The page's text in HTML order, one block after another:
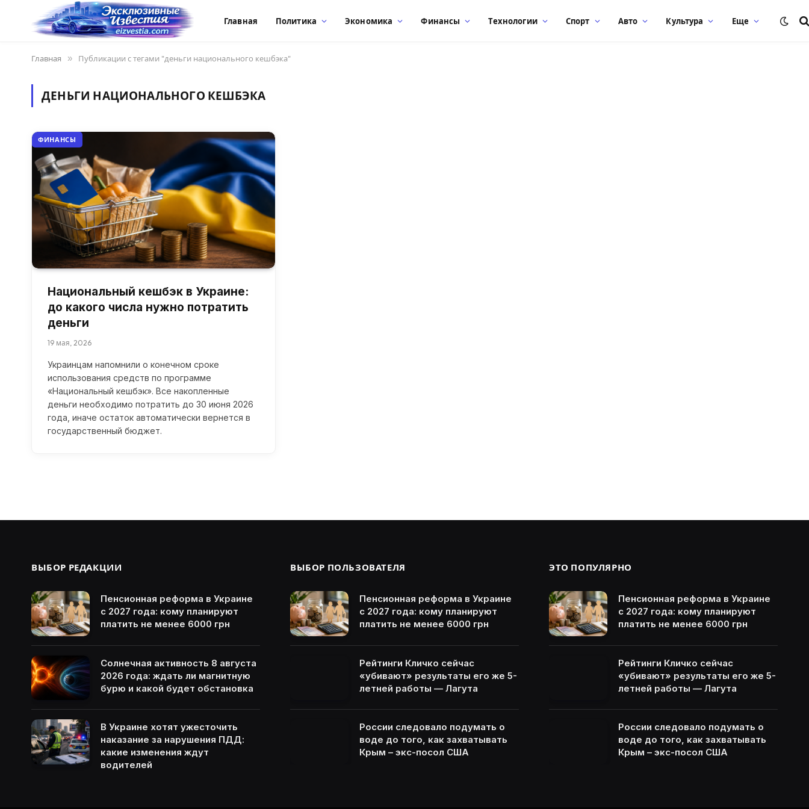
Главная Политика Экономика Финансы Технологии Спорт Авто Культура Еще
Главная » Публикации с тегами "деньги национального кешбэка"
ДЕНЬГИ НАЦИОНАЛЬНОГО КЕШБЭКА
ФИНАНСЫ
Национальный кешбэк в Украине:
до какого числа нужно потратить
деньги
19 мая, 2026
Украинцам напомнили о конечном сроке
использования средств по программе
«Национальный кешбэк». Все накопленные
деньги необходимо потратить до 30 июня 2026
года, иначе остаток автоматически вернется в
государственный бюджет.
ВЫБОР РЕДАКЦИИ
Пенсионная реформа в Украине
с 2027 года: кому планируют
платить не менее 6000 грн
Солнечная активность 8 августа
2026 года: ждать ли магнитную
бурю и какой будет обстановка
В Украине хотят ужесточить
наказание за нарушения ПДД:
какие изменения ждут
водителей
ВЫБОР ПОЛЬЗОВАТЕЛЯ
Пенсионная реформа в Украине
с 2027 года: кому планируют
платить не менее 6000 грн
Рейтинги Кличко сейчас
«убивают» результаты его же 5-
летней работы — Лагута
России следовало подумать о
воде до того, как захватывать
Крым – экс-посол США
ЭТО ПОПУЛЯРНО
Пенсионная реформа в Украине
с 2027 года: кому планируют
платить не менее 6000 грн
Рейтинги Кличко сейчас
«убивают» результаты его же 5-
летней работы — Лагута
России следовало подумать о
воде до того, как захватывать
Крым – экс-посол США